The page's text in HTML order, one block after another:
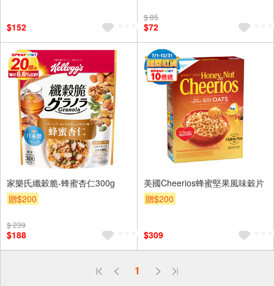
$152
$ 85
$72
家樂氏纖穀脆-蜂蜜杏仁300g
贈$200
$ 239
$188
美國Cheerios蜂蜜堅果風味穀片
贈$200
$309
1
偏遠地區配送